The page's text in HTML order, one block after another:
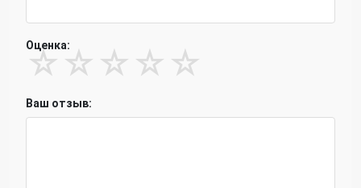
Оценка:
☆ ☆ ☆ ☆ ☆
Ваш отзыв: